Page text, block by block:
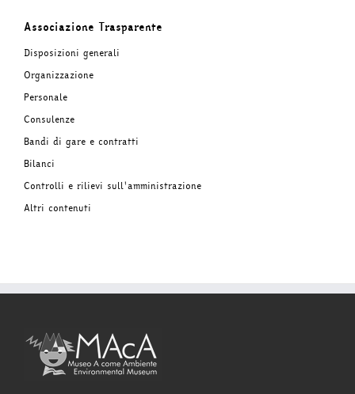
Associazione Trasparente
Disposizioni generali
Organizzazione
Personale
Consulenze
Bandi di gare e contratti
Bilanci
Controlli e rilievi sull'amministrazione
Altri contenuti